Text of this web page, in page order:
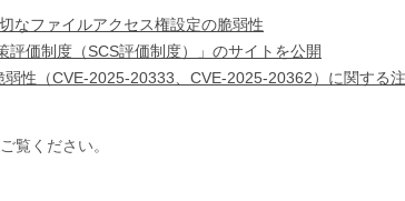
なファイルアクセス権設定の脆弱性
評価制度（SCS評価制度）」のサイトを公開
性（CVE-2025-20333、CVE-2025-20362）に関する
覧ください。